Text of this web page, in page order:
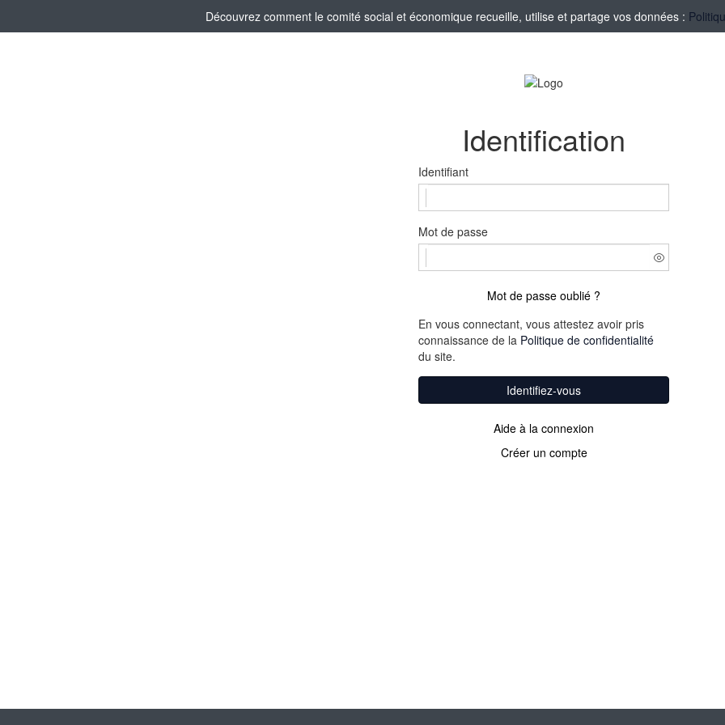
Découvrez comment le comité social et économique recueille, utilise et partage vos données :
Identification
Identifiant
Mot de passe
Mot de passe oublié ?
En vous connectant, vous attestez avoir pris
connaissance de la Politique de confidentialité
du site.
Identifiez-vous
Aide à la connexion
Créer un compte